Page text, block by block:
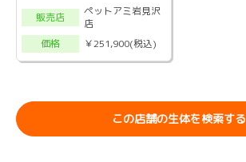
販売店
ペットアミ岩見沢
店
価格
￥251,900(税込)
この店舗の生体を検索する